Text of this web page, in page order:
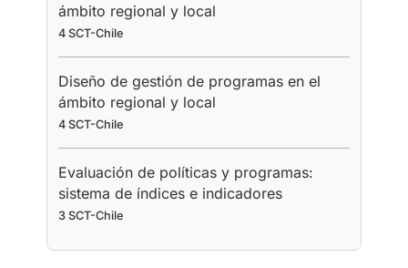
ámbito regional y local
4 SCT-Chile
Diseño de gestión de programas en el
ámbito regional y local
4 SCT-Chile
Evaluación de políticas y programas:
sistema de índices e indicadores
3 SCT-Chile